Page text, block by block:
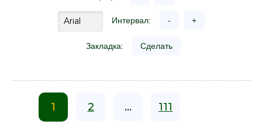
Интервал: - +
Закладка: Сделать
1 2 ... 111